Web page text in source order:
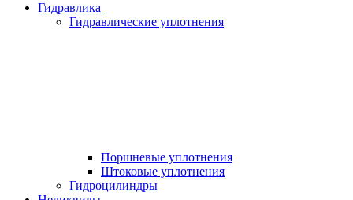
Гидравлика
Гидравлические уплотнения
Поршневые уплотнения
Штоковые уплотнения
Гидроцилиндры